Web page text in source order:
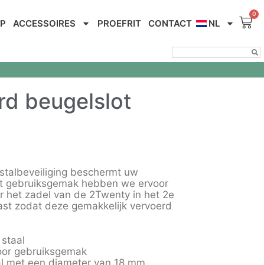
ACCESSOIRES PROEFRIT CONTACT NL
beugelslot
beschermt uw
gebruiksgemak hebben we ervoor
het zadel van de 2Twenty in het 2e
zodat deze gemakkelijk vervoerd
gebruiksgemak
met een diameter van 18 mm